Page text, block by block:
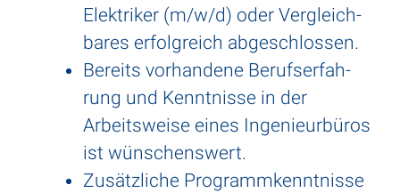
Elek­triker (m/w/d) oder Vergleich­
bares erfolg­reich abge­schlossen.
Bereits vorhan­dene Berufs­er­fah­
rung und Kennt­nisse in der
Arbeits­weise eines Inge­nieur­büros
ist wünschens­wert.
Zusätz­liche Programm­kennt­nisse